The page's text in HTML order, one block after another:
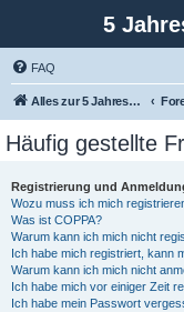
5
FAQ
Alles zur 5 Jahreswertung / Tabelle der UEFA mit vielen Statistiken.
Häufig gestellte
Registrierung und
Wozu muss ich mich
Was ist COPPA?
Warum kann ich mich nicht
Ich habe mich registriert, kann
Warum kann ich mich nicht
Ich habe mich vor einiger Zeit
Ich habe mein Passwort